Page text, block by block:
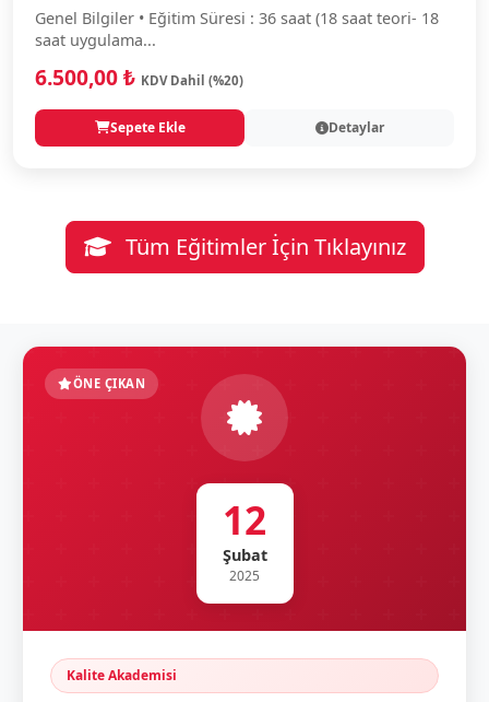
Genel Bilgiler • Eğitim Süresi : 36 saat (18 saat teori- 18
saat uygulama...
6.500,00 ₺ KDV Dahil (%20)
Sepete Ekle Detaylar
Tüm Eğitimler İçin Tıklayınız
ÖNE ÇIKAN
12
Şubat
2025
Kalite Akademisi